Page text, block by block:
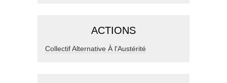
ACTIONS
Collectif Alternative À l'Austérité